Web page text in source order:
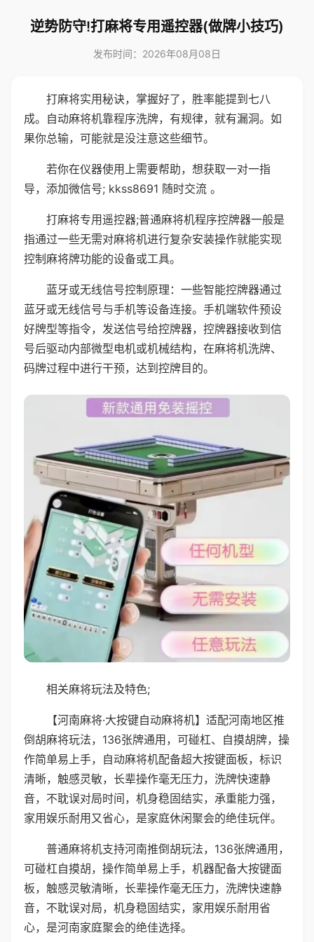
逆势防守!打麻将专用遥控器(做牌小技巧)
发布时间：2026年08月08日
打麻将实用秘诀，掌握好了，胜率能提到七八
成。自动麻将机靠程序洗牌，有规律，就有漏洞。如
果你总输，可能就是没注意这些细节。
若你在仪器使用上需要帮助，想获取一对一指
导，添加微信号; kkss8691 随时交流 。
打麻将专用遥控器;普通麻将机程序控牌器一般是
指通过一些无需对麻将机进行复杂安装操作就能实现
控制麻将牌功能的设备或工具。
蓝牙或无线信号控制原理：一些智能控牌器通过
蓝牙或无线信号与手机等设备连接。手机端软件预设
好牌型等指令，发送信号给控牌器，控牌器接收到信
号后驱动内部微型电机或机械结构，在麻将机洗牌、
码牌过程中进行干预，达到控牌目的。
相关麻将玩法及特色;
【河南麻将·大按键自动麻将机】适配河南地区推
倒胡麻将玩法，136张牌通用，可碰杠、自摸胡牌，操
作简单易上手，自动麻将机配备超大按键面板，标识
清晰，触感灵敏，长辈操作毫无压力，洗牌快速静
音，不耽误对局时间，机身稳固结实，承重能力强，
家用娱乐耐用又省心，是家庭休闲聚会的绝佳玩伴。
普通麻将机支持河南推倒胡玩法，136张牌通用，
可碰杠自摸胡，操作简单易上手，机器配备大按键面
板，触感灵敏清晰，长辈操作毫无压力，洗牌快速静
音，不耽误对局，机身稳固结实，家用娱乐耐用省
心，是河南家庭聚会的绝佳选择。